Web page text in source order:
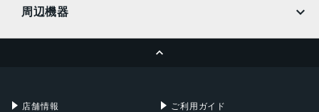
周辺機器
店舗情報 ご利用ガイド